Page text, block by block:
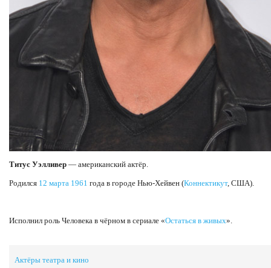
Титус Уэлливер — американский актёр.
Родился 12 марта 1961 года в городе Нью-Хейвен (Коннектикут, США).
Исполнил роль Человека в чёрном в сериале «Остаться в живых».
Актёры театра и кино